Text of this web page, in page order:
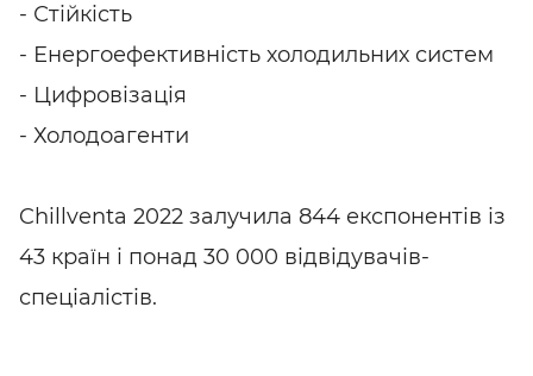
- Стійкість
- Енергоефективність холодильних систем
- Цифровізація
- Холодоагенти
Chillventa 2022 залучила 844 експонентів із
43 країн і понад 30 000 відвідувачів-
спеціалістів.